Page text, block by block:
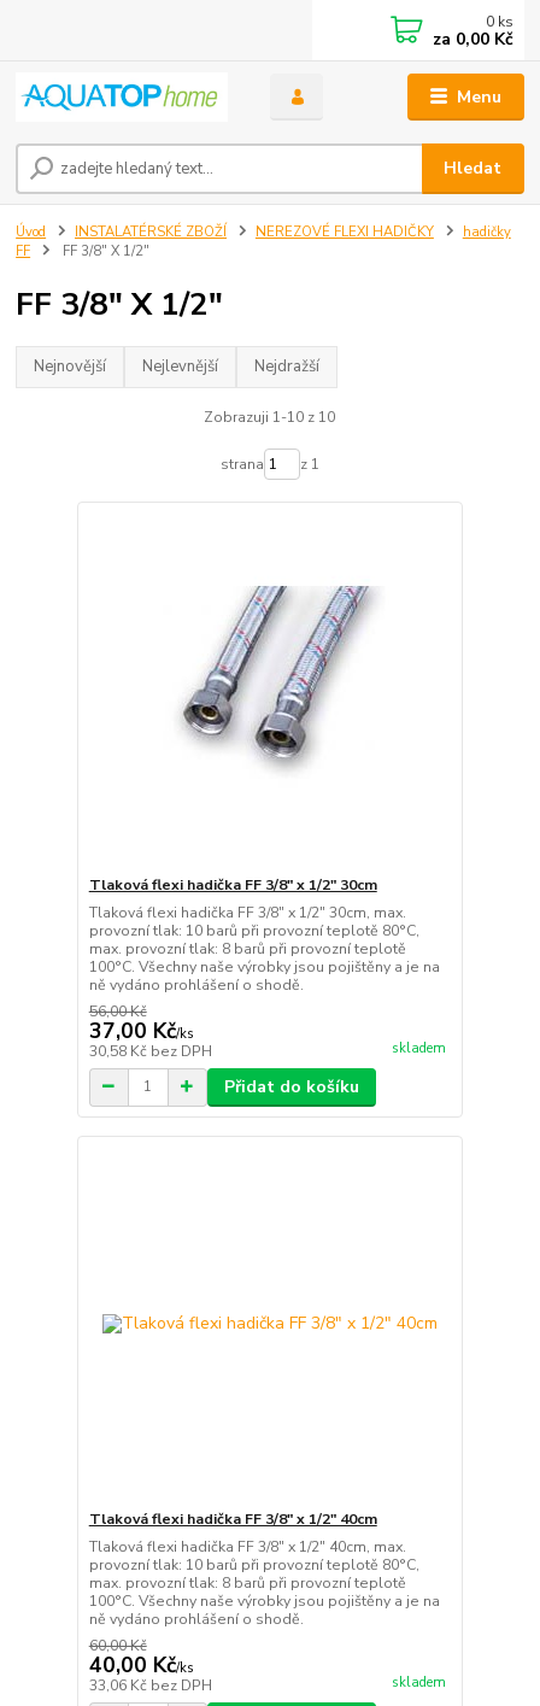
Menu
Hledat
0 ks
za 0,00 Kč
Úvod INSTALATÉRSKÉ ZBOŽÍ NEREZOVÉ FLEXI HADIČKY
hadičky
FF
FF 3/8" X 1/2"
FF 3/8" X 1/2"
Nejnovější Nejlevnější Nejdražší
Zobrazuji 1-10 z 10
strana z 1
Tlaková flexi hadička FF 3/8" x 1/2" 30cm
Tlaková flexi hadička FF 3/8" x 1/2" 30cm, max.
provozní tlak: 10 barů při provozní teplotě 80°C,
max. provozní tlak: 8 barů při provozní teplotě
100°C. Všechny naše výrobky jsou pojištěny a je na
ně vydáno prohlášení o shodě.
56,00 Kč
37,00 Kč/ks
30,58 Kč bez DPH skladem
Přidat do košíku
Tlaková flexi hadička FF 3/8" x 1/2" 40cm
Tlaková flexi hadička FF 3/8" x 1/2" 40cm, max.
provozní tlak: 10 barů při provozní teplotě 80°C,
max. provozní tlak: 8 barů při provozní teplotě
100°C. Všechny naše výrobky jsou pojištěny a je na
ně vydáno prohlášení o shodě.
60,00 Kč
40,00 Kč/ks
33,06 Kč bez DPH skladem